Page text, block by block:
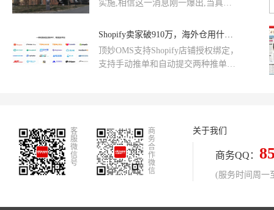
码家电应有尽有，代购拿提成。不管
&且易买吧为代购点提供有易买通退
货运费补贴：客户不满意易买吧出退
货运费，让客户网购不再有退货难和
实施,相信这一消息刚一爆出,当真是
真的了,擦边球再也没那么容易打了
Shopify卖家破910万，海外仓用什么WMS处理独立站订单？
顶妙OMS支持Shopify店铺授权绑定，
支持手动推单和自动提交两种推单模
客
服
微
信
号
商
务
合
作
微
信
关于我们
商务QQ：
(服务时间周一